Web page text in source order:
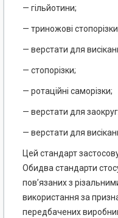
— гільйотини;
— триножові
— верстати для
— стопорізки;
— ротаційні саморізки;
— верстати для
— верстати для
Цей стандарт
Обидва стандарти
пов’язаних з
використання за
передбачених